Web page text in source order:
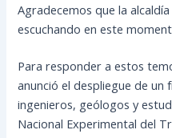
Agradecemos que la
escuchando en este
Para responder a estos
anunció el despliegue de
ingenieros, geólogos y
Nacional Experimental del